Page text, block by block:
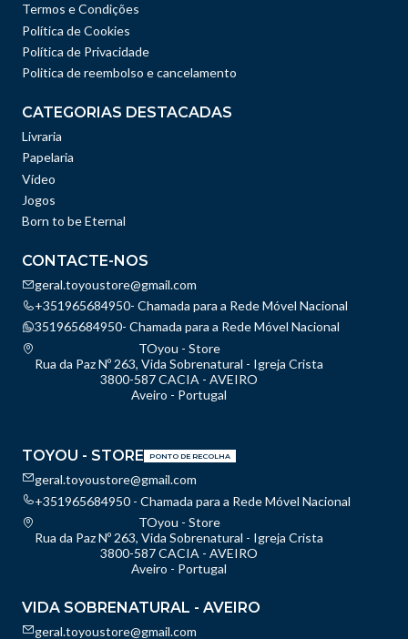
Termos e Condições
Política de Cookies
Política de Privacidade
Politica de reembolso e cancelamento
CATEGORIAS DESTACADAS
Livraria
Papelaria
Vídeo
Jogos
Born to be Eternal
CONTACTE-NOS
geral.toyoustore@gmail.com
+351965684950- Chamada para a Rede Móvel Nacional
351965684950- Chamada para a Rede Móvel Nacional
TOyou - Store
Rua da Paz Nº 263, Vida Sobrenatural - Igreja Crista
3800-587 CACIA - AVEIRO
Aveiro - Portugal
TOYOU - STORE PONTO DE RECOLHA
geral.toyoustore@gmail.com
+351965684950 - Chamada para a Rede Móvel Nacional
TOyou - Store
Rua da Paz Nº 263, Vida Sobrenatural - Igreja Crista
3800-587 CACIA - AVEIRO
Aveiro - Portugal
VIDA SOBRENATURAL - AVEIRO
geral.toyoustore@gmail.com